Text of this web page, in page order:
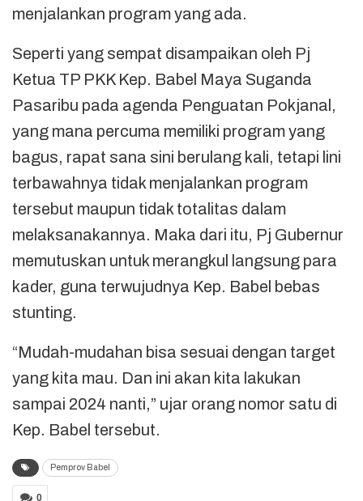
menjalankan program yang ada.
Seperti yang sempat disampaikan oleh Pj
Ketua TP PKK Kep. Babel Maya Suganda
Pasaribu pada agenda Penguatan Pokjanal,
yang mana percuma memiliki program yang
bagus, rapat sana sini berulang kali, tetapi lini
terbawahnya tidak menjalankan program
tersebut maupun tidak totalitas dalam
melaksanakannya. Maka dari itu, Pj Gubernur
memutuskan untuk merangkul langsung para
kader, guna terwujudnya Kep. Babel bebas
stunting.
“Mudah-mudahan bisa sesuai dengan target
yang kita mau. Dan ini akan kita lakukan
sampai 2024 nanti,” ujar orang nomor satu di
Kep. Babel tersebut.
Pemprov Babel
0